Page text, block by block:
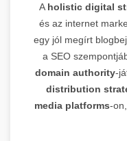
A holistic digital
és az internet
egy jól megírt
a SEO
domain authority-
distribution
media platforms-